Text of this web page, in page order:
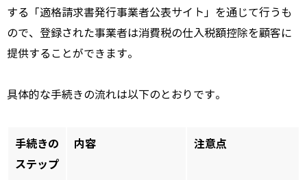
する「適格請求書発行事業者公表サイト」を通じて行うも
ので、登録された事業者は消費税の仕入税額控除を顧客に
提供することができます。
具体的な手続きの流れは以下のとおりです。
手続きの
ステップ
内容 注意点